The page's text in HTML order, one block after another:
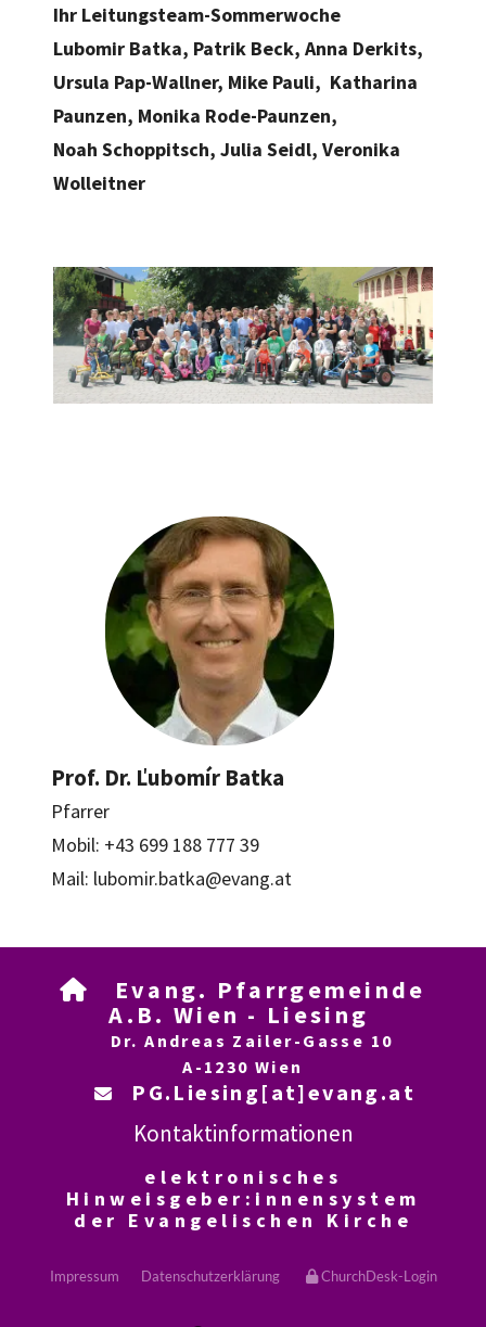
Ihr Leitungsteam-Sommerwoche
Lubomir Batka, Patrik Beck, Anna Derkits,
Ursula Pap-Wallner, Mike Pauli, Katharina
Paunzen, Monika Rode-Paunzen,
Noah Schoppitsch, Julia Seidl, Veronika
Wolleitner
Prof. Dr. Ľubomír Batka
Pfarrer
Mobil: +43 699 188 777 39
Mail: lubomir.batka@evang.at

Evang. Pfarrgemeinde
A.B. Wien - Liesing
Dr. Andreas Zailer-Gasse 10
A-1230 Wien
 PG.Liesing[at]evang.at
Kontaktinformationen
elektronisches
Hinweisgeber:innensystem
der Evangelischen Kirche
Impressum Datenschutzerklärung ChurchDesk-Login